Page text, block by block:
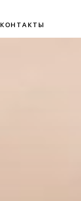
КОНТАКТЫ